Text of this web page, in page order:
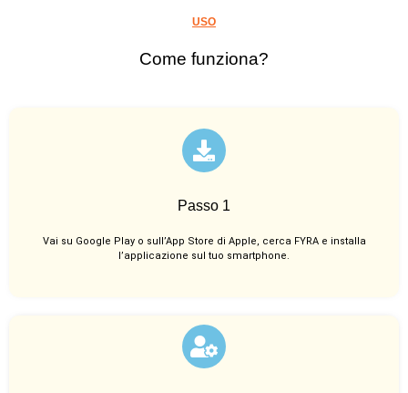
USO
Come funziona?
Passo 1
Vai su Google Play o sull’App Store di Apple, cerca FYRA e installa
l’applicazione sul tuo smartphone.